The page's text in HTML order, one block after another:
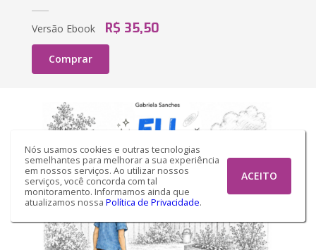
Nós usamos cookies e outras tecnologias
semelhantes para melhorar a sua experiência
em nossos serviços. Ao utilizar nossos
serviços, você concorda com tal
monitoramento. Informamos ainda que
atualizamos nossa Política de Privacidade.
ACEITO
Versão Ebook R$ 35,50
Comprar